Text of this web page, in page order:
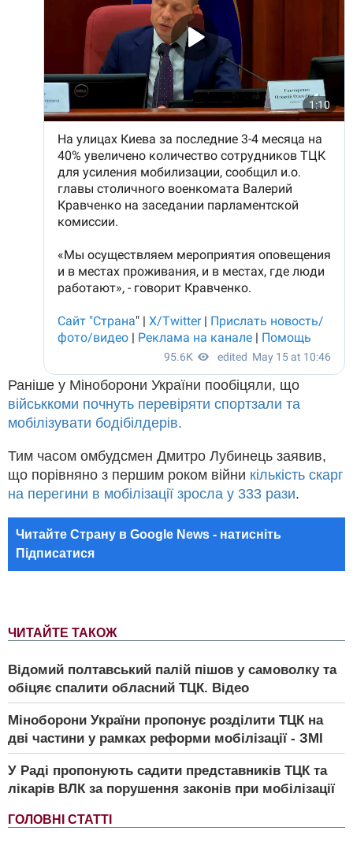
ЧИТАЙТЕ ТАКОЖ
Відомий полтавський палій пішов у самоволку та
обіцяє спалити обласний ТЦК. Відео
Міноборони України пропонує розділити ТЦК на
дві частини у рамках реформи мобілізації - ЗМІ
У Раді пропонують садити представників ТЦК та
лікарів ВЛК за порушення законів при мобілізації
Раніше у Міноборони України пообіцяли, що
військкоми почнуть перевіряти спортзали та
мобілізувати бодібілдерів.
Тим часом омбудсмен Дмитро Лубинець заявив,
що порівняно з першим роком війни кількість скарг
на перегини в мобілізації зросла у 333 рази.
Читайте Страну в Google News - натисніть
Підписатися
ГОЛОВНІ СТАТТІ